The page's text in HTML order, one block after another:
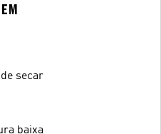
secar
baixa